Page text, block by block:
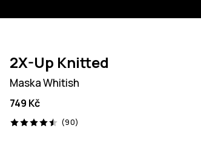
2X-Up Knitted
Maska Whitish
749 Kč
(90)
90 recenze, 4.5/5